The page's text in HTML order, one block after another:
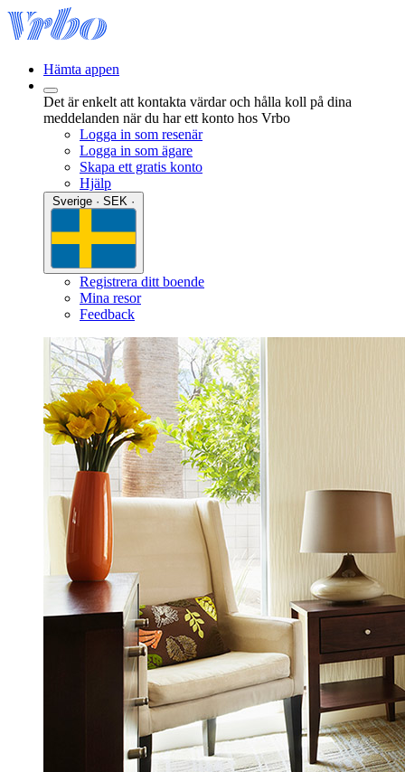
Hämta appen
Det är enkelt att kontakta värdar och hålla koll på dina
meddelanden när du har ett konto hos Vrbo
Logga in som resenär
Logga in som ägare
Skapa ett gratis konto
Hjälp
Registrera ditt boende
Mina resor
Feedback